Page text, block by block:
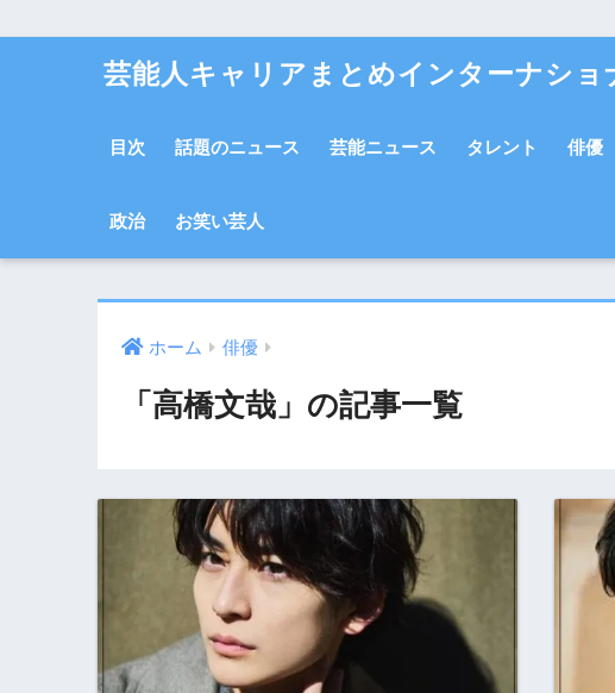
芸能人キャリアまとめインターナショ
目次 話題のニュース 芸能ニュース タレント 俳優
政治 お笑い芸人
ホーム 俳優
「高橋文哉」の記事一覧